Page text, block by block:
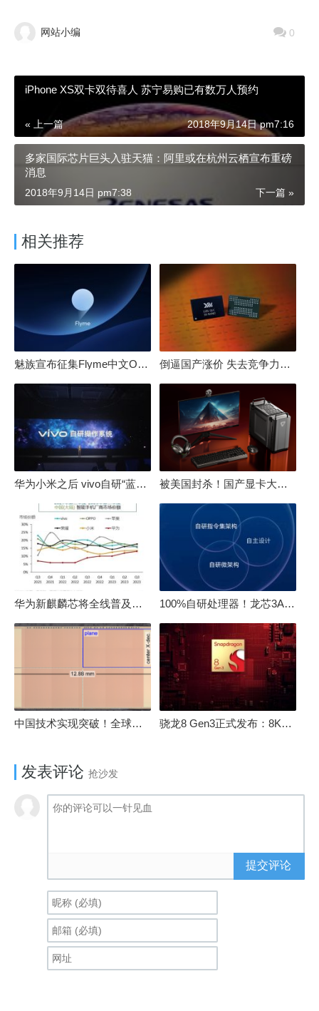
网站小编 0
iPhone XS双卡双待喜人 苏宁易购已有数万人预约
« 上一篇 2018年9月14日 pm7:16
多家国际芯片巨头入驻天猫：阿里或在杭州云栖宣布重磅
消息
下一篇 »
2018年9月14日 pm7:38
相关推荐
魅族宣布征集Flyme中文OS名：要像鸿蒙、澎湃一样响亮 倒逼国产涨价 失去竞争力！三星要减产50%：SSD必须涨价
华为小米之后 vivo自研“蓝河”操作系统重磅发布 被美国封杀！国产显卡大厂：中国GPU不存在至暗时刻
华为新麒麟芯将全线普及！高中低端全面采用 改写竞争格局 100%自研处理器！龙芯3A6000评测：与10代酷睿互有胜负
中国技术实现突破！全球最先进的3D NAND存储芯片被发现 骁龙8 Gen3正式发布：8K240手游成真！AI性能飙升98％
发表评论 抢沙发
提交评论